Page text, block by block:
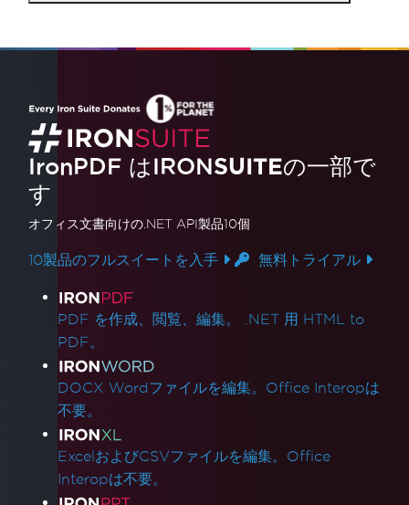
IronPDF はIRONSUITEの一部で
す
オフィス文書向けの.NET API製品10個
10製品のフルスイートを入手 無料トライアル
製品リンク
PDF を作成、閲覧、編集。 .NET 用 HTML to
PDF。
DOCX Wordファイルを編集。Office Interopは
不要。
ExcelおよびCSVファイルを編集。Office
Interopは不要。